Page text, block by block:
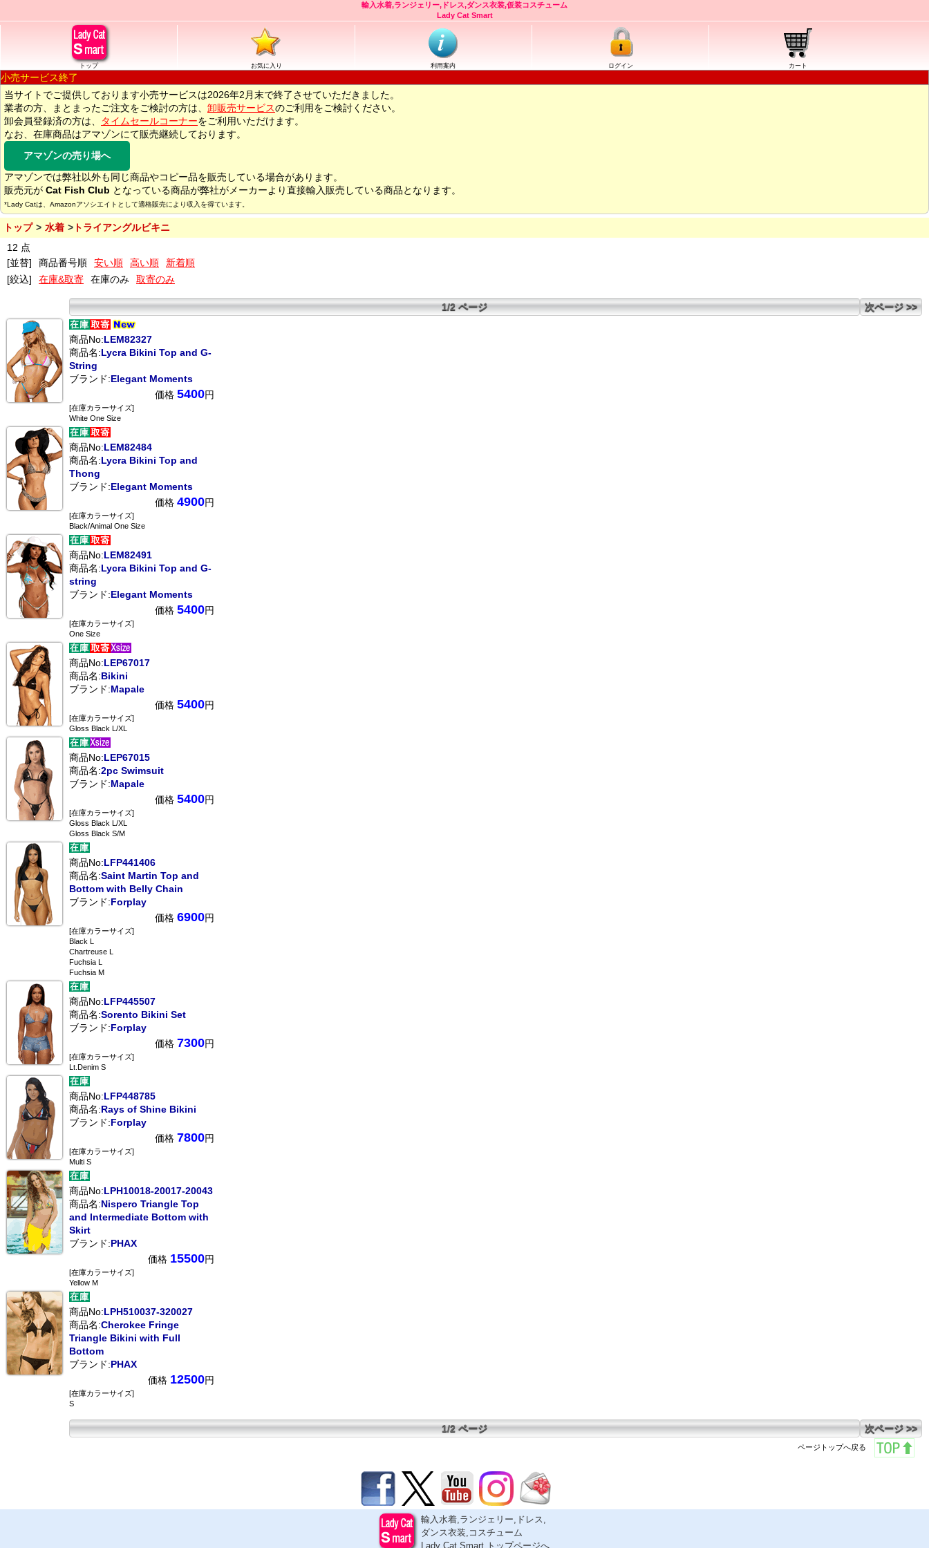
輸入水着,ランジェリー,ドレス,ダンス衣装,仮装コスチューム
Lady Cat Smart
トップ お気に入り 利用案内 ログイン カート
小売サービス終了
当サイトでご提供しております小売サービスは2026年2月末で終了させていただきました。
業者の方、まとまったご注文をご検討の方は、 卸販売サービスのご利用をご検討ください。
卸会員登録済の方は、
タイムセールコーナーをご利用いただけます。
なお、在庫商品はアマゾンにて販売継続しております。
アマゾンの売り場へ
アマゾンでは弊社以外も同じ商品やコピー品を販売している場合があります。
販売元が Cat Fish Club となっている商品が弊社がメーカーより直接輸入販売している商品となります。
*Lady Catは、Amazonアソシエイトとして適格販売により収入を得ています。
トップ 水着
トライアングルビキニ
12 点
[並替]
商品番号順 安い順 高い順
新着順
[絞込]
在庫&取寄 在庫のみ 取寄のみ
1/2 ページ 次ページ >>
商品No:LEM82327
商品名:Lycra Bikini Top and G-
String
ブランド:Elegant Moments
価格 5400円
[在庫カラーサイズ]
White One Size
商品No:LEM82484
商品名:Lycra Bikini Top and
Thong
ブランド:Elegant Moments
価格 4900円
[在庫カラーサイズ]
Black/Animal One Size
商品No:LEM82491
商品名:Lycra Bikini Top and G-
string
ブランド:Elegant Moments
価格 5400円
[在庫カラーサイズ]
One Size
商品No:LEP67017
商品名:Bikini
ブランド:Mapale
価格 5400円
[在庫カラーサイズ]
Gloss Black L/XL
商品No:LEP67015
商品名:2pc Swimsuit
ブランド:Mapale
価格 5400円
[在庫カラーサイズ]
Gloss Black L/XL
Gloss Black S/M
商品No:LFP441406
商品名:Saint Martin Top and
Bottom with Belly Chain
ブランド:Forplay
価格 6900円
[在庫カラーサイズ]
Black L
Chartreuse L
Fuchsia L
Fuchsia M
商品No:LFP445507
商品名:Sorento Bikini Set
ブランド:Forplay
価格 7300円
[在庫カラーサイズ]
Lt.Denim S
商品No:LFP448785
商品名:Rays of Shine Bikini
ブランド:Forplay
価格 7800円
[在庫カラーサイズ]
Multi S
商品No:LPH10018-20017-20043
商品名:Nispero Triangle Top
and Intermediate Bottom with
Skirt
ブランド:PHAX
価格 15500円
[在庫カラーサイズ]
Yellow M
商品No:LPH510037-320027
商品名:Cherokee Fringe
Triangle Bikini with Full
Bottom
ブランド:PHAX
価格 12500円
[在庫カラーサイズ]
S
1/2 ページ 次ページ >>
ページトップへ戻る
輸入水着,ランジェリー,ドレス,
ダンス衣装,コスチューム
Lady Cat Smart トップページへ